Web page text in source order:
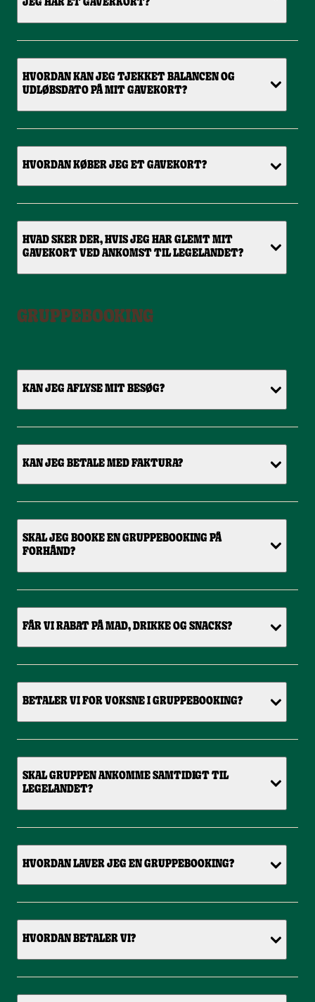
JEG HAR ET GAVERKORT?
HVORDAN KAN JEG TJEKKET BALANCEN OG
UDLØBSDATO PÅ MIT GAVEKORT?
HVORDAN KØBER JEG ET GAVEKORT?
HVAD SKER DER, HVIS JEG HAR GLEMT MIT
GAVEKORT VED ANKOMST TIL LEGELANDET?
GRUPPEBOOKING
KAN JEG AFLYSE MIT BESØG?
KAN JEG BETALE MED FAKTURA?
SKAL JEG BOOKE EN GRUPPEBOOKING PÅ
FORHÅND?
FÅR VI RABAT PÅ MAD, DRIKKE OG SNACKS?
BETALER VI FOR VOKSNE I GRUPPEBOOKING?
SKAL GRUPPEN ANKOMME SAMTIDIGT TIL
LEGELANDET?
HVORDAN LAVER JEG EN GRUPPEBOOKING?
HVORDAN BETALER VI?